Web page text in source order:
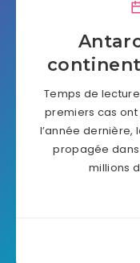
Temps de
premiers cas ont
l’année dernière,
propagée
millions